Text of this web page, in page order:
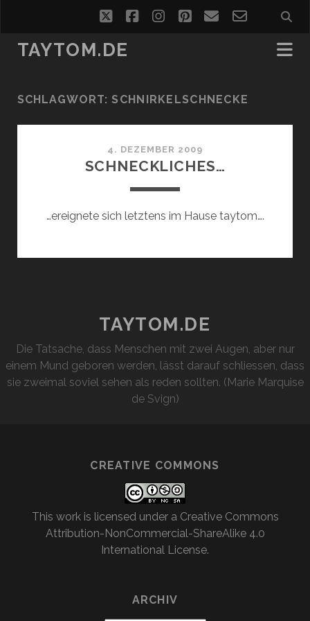
twitterfacebookinstagram
pinterest
emailemail-
form
TAYTOM.DE
SCHLAGWORT:SCHNIRKELSCHNECKE
4. DEZEMBER 2009
SCHNECKLICHES…
…ereignete sich letztens im Hause taytom….
TAYTOM.DE
Die Tatsache, dass Menschen mit zwei Augen, aber nur
einem Mund geboren werden, lässt darauf schliessen, dass
sie zweimal soviel sehen als reden sollten. (Marie Marquise
de Svign)
CREATIVE COMMONS
This work is licensed under a Creative Commons
Attribution-NonCommercial-ShareAlike 4.0
International License.
ARCHIV